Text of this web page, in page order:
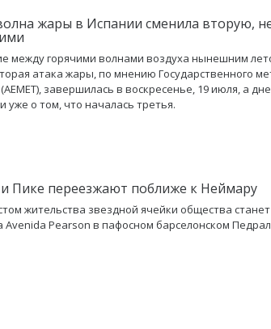
жары в Испании сменила вторую,
между горячими волнами воздуха нынешним
атака жары, по мнению Государственного
(АЕМЕТ), завершилась в воскресенье, 19 июля, а
уже о том, что началась третья.
Пике переезжают поближе к Неймару
жительства звездной ячейки общества
Avenida Pearson в пафосном барселонском